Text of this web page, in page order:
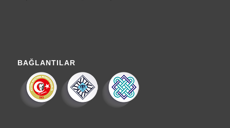
BAĞLANTILAR